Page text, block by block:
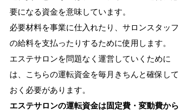
要になる資金を意味しています。
必要材料を事業に仕入れたり、サロンスタッフ
の給料を支払ったりするために使用します。
エステサロンを問題なく運営していくために
は、こちらの運転資金を毎月きちんと確保して
おく必要があります。
エステサロンの運転資金は固定費・変動費から